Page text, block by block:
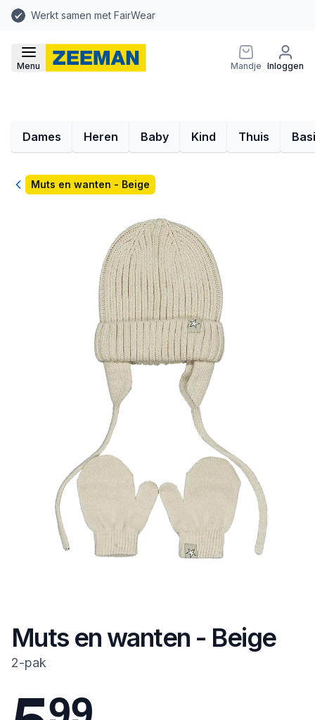
Werkt samen met FairWear
Menu Mandje Inloggen
Dames Heren Baby Kind Thuis
TerugMuts en wanten - Beige
Muts en wanten - Beige
2-pak